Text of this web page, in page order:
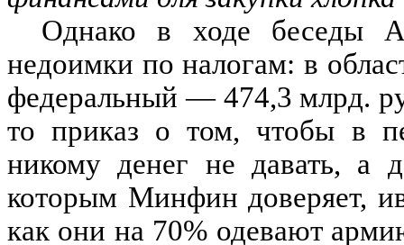
Однако в ходе беседы
недоимки по налогам: в
федеральный — 474,3 млрд.
то приказ о том, чтобы в
никому денег не давать, а
которым Минфин доверяет,
как они на 70% одевают